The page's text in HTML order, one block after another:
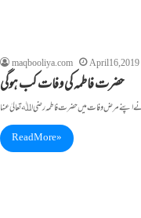
maqbooliya.com April 16, 2019
حضرت فاطمہ کی وفات کب ہوگی
Read More »